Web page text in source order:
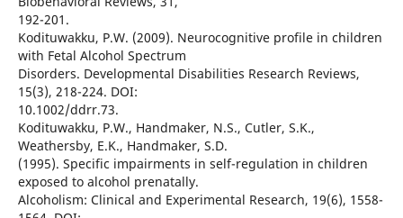
192-201.
Kodituwakku, P.W. (2009). Neurocognitive profile in children
with Fetal Alcohol Spectrum
Disorders. Developmental Disabilities Research Reviews,
15(3), 218-224. DOI:
10.1002/ddrr.73.
Kodituwakku, P.W., Handmaker, N.S., Cutler, S.K.,
Weathersby, E.K., Handmaker, S.D.
(1995). Specific impairments in self-regulation in children
exposed to alcohol prenatally.
Alcoholism: Clinical and Experimental Research, 19(6), 1558-